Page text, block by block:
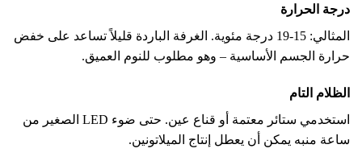
درجة الحرارة
المثالي: 15-19 درجة مئوية. الغرفة الباردة قليلاً تساعد على خفض
حرارة الجسم الأساسية – وهو مطلوب للنوم العميق.
الظلام التام
استخدمي ستائر معتمة أو قناع عين. حتى ضوء LED الصغير من
ساعة منبه يمكن أن يعطل إنتاج الميلاتونين.